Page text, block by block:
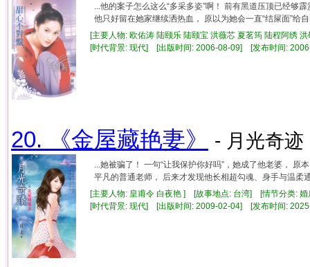
...他的案子怎么这么“多采多姿”啊！ 前有黑道压顶已经
他只好留在她家继续洒热血， 原以为她会一直“结屎面”给
[主要人物: 欧佑涛 陆颐乐 陆颐宝 洪薇芯 夏茗筠 陆程阿
[时代背景: 现代] [出版时间: 2006-08-09] [发布时间:
20. 《金屋藏艳妻》 - 月光奇
...她被骗了！ 一句“让我保护你好吗”，她成了他老婆，
平凡的普通老师， 后来才发现他长相超勾魂、身手与温柔
[主要人物: 皇甫令 白夜艳 ] [故事地点: 台湾] [情节分类: 婚
[时代背景: 现代] [出版时间: 2009-02-04] [发布时间: